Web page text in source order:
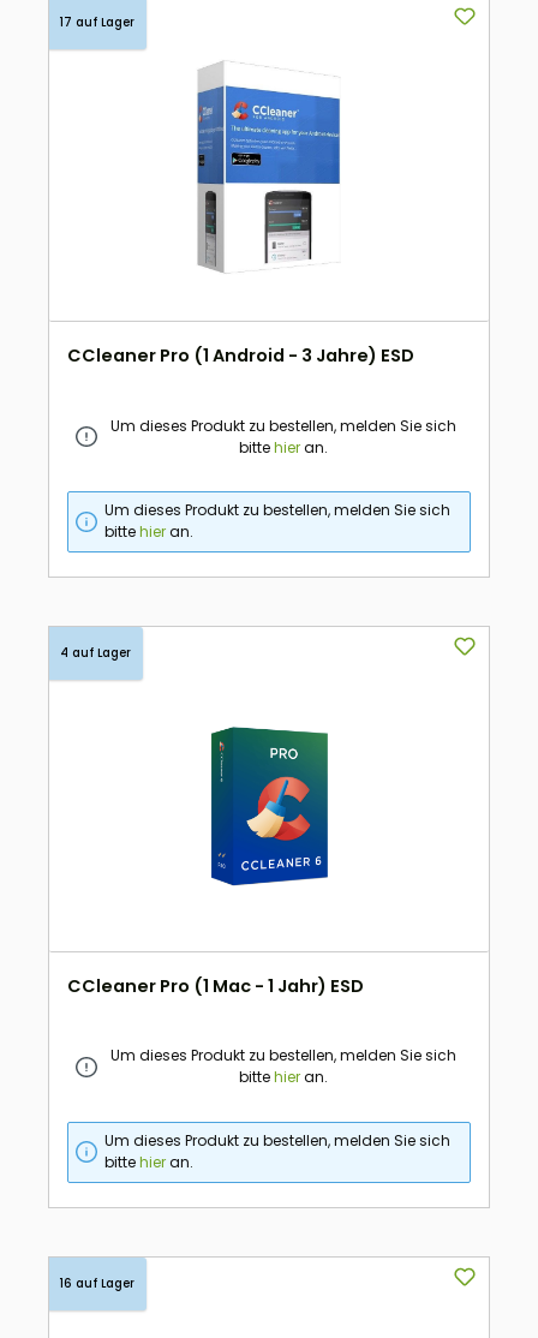
17 auf Lager
CCleaner Pro (1 Android - 3 Jahre) ESD
Um dieses Produkt zu bestellen, melden Sie sich
bittehieran.
Um dieses Produkt zu bestellen, melden Sie sich
bittehieran.
4 auf Lager
CCleaner Pro (1 Mac - 1 Jahr) ESD
Um dieses Produkt zu bestellen, melden Sie sich
bittehieran.
Um dieses Produkt zu bestellen, melden Sie sich
bittehieran.
16 auf Lager